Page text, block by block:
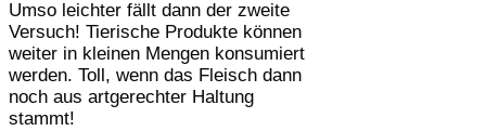
Umso leichter fällt dann der zweite
Versuch! Tierische Produkte können
weiter in kleinen Mengen konsumiert
werden. Toll, wenn das Fleisch dann
noch aus artgerechter Haltung
stammt!